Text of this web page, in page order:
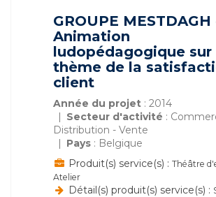
GROUPE MESTDAGH
Animation
ludopédagogique sur
thème de la
client
Année du projet : 2014
Secteur d'activité :
Distribution - Vente
Pays : Belgique
Produit(s) service(s) : Théâtre
Atelier
Détail(s) produit(s) service(s) :